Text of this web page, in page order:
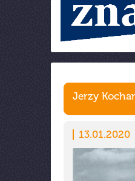
Jerzy
13.01.2020